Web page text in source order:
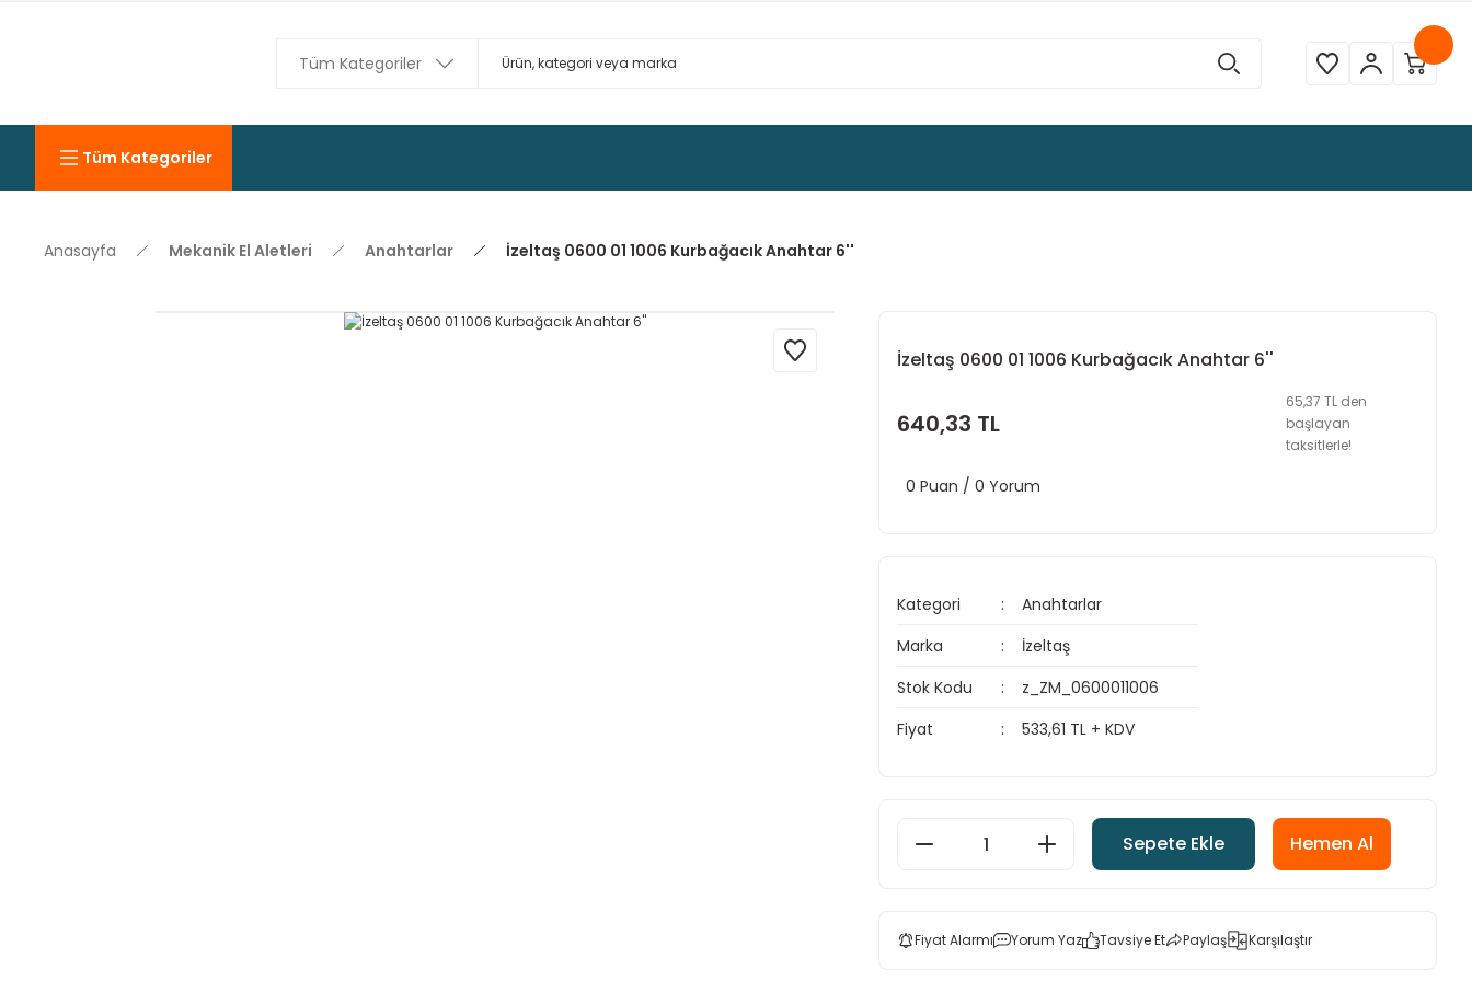
Tüm Kategoriler
Anasayfa Mekanik El Aletleri Anahtarlar İzeltaş 0600 01 1006 Kurbağacık Anahtar 6''
İzeltaş 0600 01 1006 Kurbağacık Anahtar 6''
640,33 TL
65,37 TL den
başlayan
taksitlerle!
0 Puan / 0 Yorum
Kategori
Anahtarlar
Marka
İzeltaş
Stok Kodu
z_ZM_0600011006
Fiyat
533,61 TL + KDV
Sepete Ekle Hemen Al
Fiyat Alarmı Yorum Yaz Tavsiye Et Paylaş Karşılaştır